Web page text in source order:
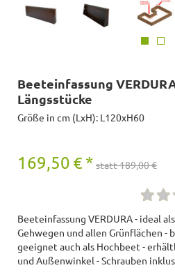
Beeteinfassung
Längsstücke
Größe in cm (LxH): L120xH60
169,50 € * statt 189,00 €
Beeteinfassung VERDURA - ideal
Gehwegen und allen Grünflächen -
geeignet auch als Hochbeet -
und Außenwinkel - Schrauben